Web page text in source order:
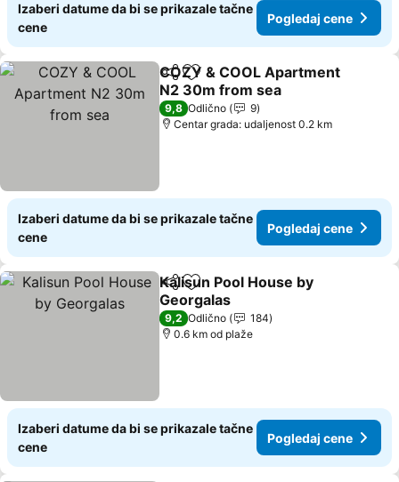
Izaberi datume da bi se prikazale tačne
cene
Pogledaj cene
Deli Dodati u favorite
COZY & COOL Apartment
N2 30m from sea
9,8 Odlično
9
Centar grada: udaljenost 0.2 km
Izaberi datume da bi se prikazale tačne
cene
Pogledaj cene
Deli Dodati u favorite
Kalisun Pool House by
Georgalas
9,2 Odlično
184
0.6 km od plaže
Izaberi datume da bi se prikazale tačne
cene
Pogledaj cene